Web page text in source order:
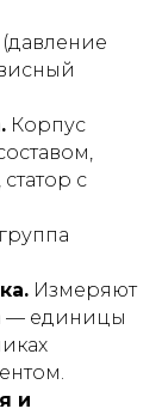
Корпус
с
Измеряют
— единицы
и